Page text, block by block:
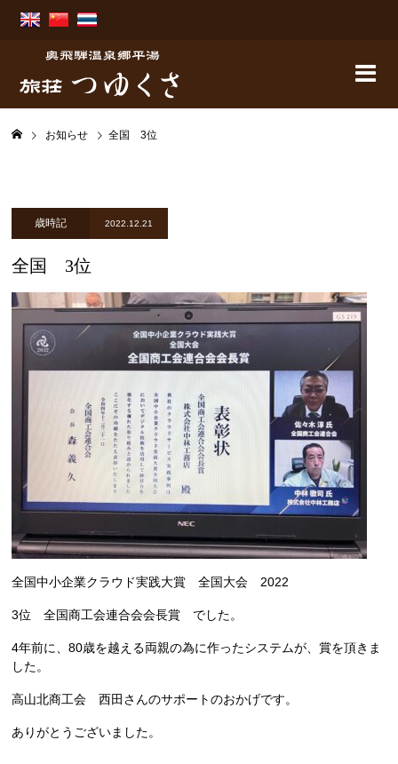
お知らせ 全国 3位
歳時記 2022.12.21
全国 3位
全国中小企業クラウド実践大賞全国大会 2022
3位 全国商工会連合会会長賞 でした。
4年前に、80歳を越える両親の為に作ったシステムが、賞を頂きま
した。
高山北商工会 西田さんのサポートのおかげです。
ありがとうございました。